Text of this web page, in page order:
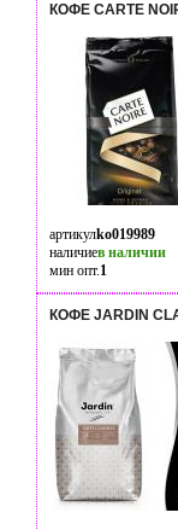
КОФЕ CARTE
артикулko019989
наличиев наличии
мин опт.1
КОФЕ JARDIN